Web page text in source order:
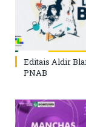
Editais Aldir
PNAB